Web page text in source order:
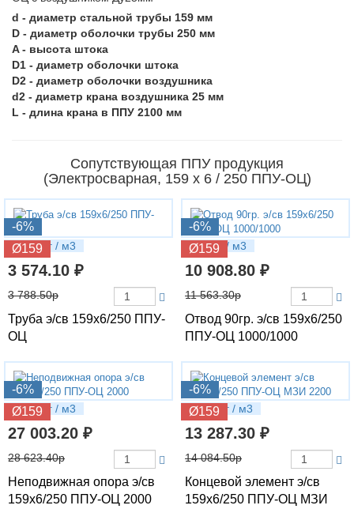
d - диаметр стальной трубы 159 мм
D - диаметр оболочки трубы 250 мм
A - высота штока
D1 - диаметр оболочки штока
D2 - диаметр оболочки воздушника
d2 - диаметр крана воздушника 25 мм
L - длина крана в ППУ 2100 мм
Сопутствующая ППУ продукция
(Электросварная, 159 х 6 / 250 ППУ-ОЦ)
-6%
Ø159
32.28 кг / м3
3 574.10 ₽
3 788.50р
Труба э/св 159х6/250 ППУ-
ОЦ
-6%
Ø159
64.6 кг / м3
10 908.80 ₽
11 563.30р
Отвод 90гр. э/св 159х6/250
ППУ-ОЦ 1000/1000
-6%
Ø159
76.84 кг / м3
27 003.20 ₽
28 623.40р
Неподвижная опора э/св
159х6/250 ППУ-ОЦ 2000
-6%
Ø159
66.48 кг / м3
13 287.30 ₽
14 084.50р
Концевой элемент э/св
159х6/250 ППУ-ОЦ МЗИ